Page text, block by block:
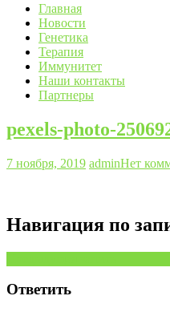
Главная
Новости
Генетика
Терапия
Иммунитет
Наши контакты
Партнеры
pexels-photo-
7 ноября, 2019 adminНет
Навигация по
Ответить